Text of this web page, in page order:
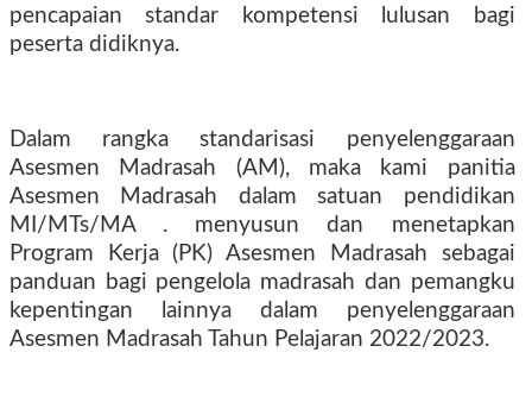
pencapaian standar kompetensi lulusan bagi
peserta didiknya.
Dalam rangka standarisasi penyelenggaraan
Asesmen Madrasah (AM), maka kami panitia
Asesmen Madrasah dalam satuan pendidikan
MI/MTs/MA . menyusun dan menetapkan
Program Kerja (PK) Asesmen Madrasah sebagai
panduan bagi pengelola madrasah dan pemangku
kepentingan lainnya dalam penyelenggaraan
Asesmen Madrasah Tahun Pelajaran 2022/2023.